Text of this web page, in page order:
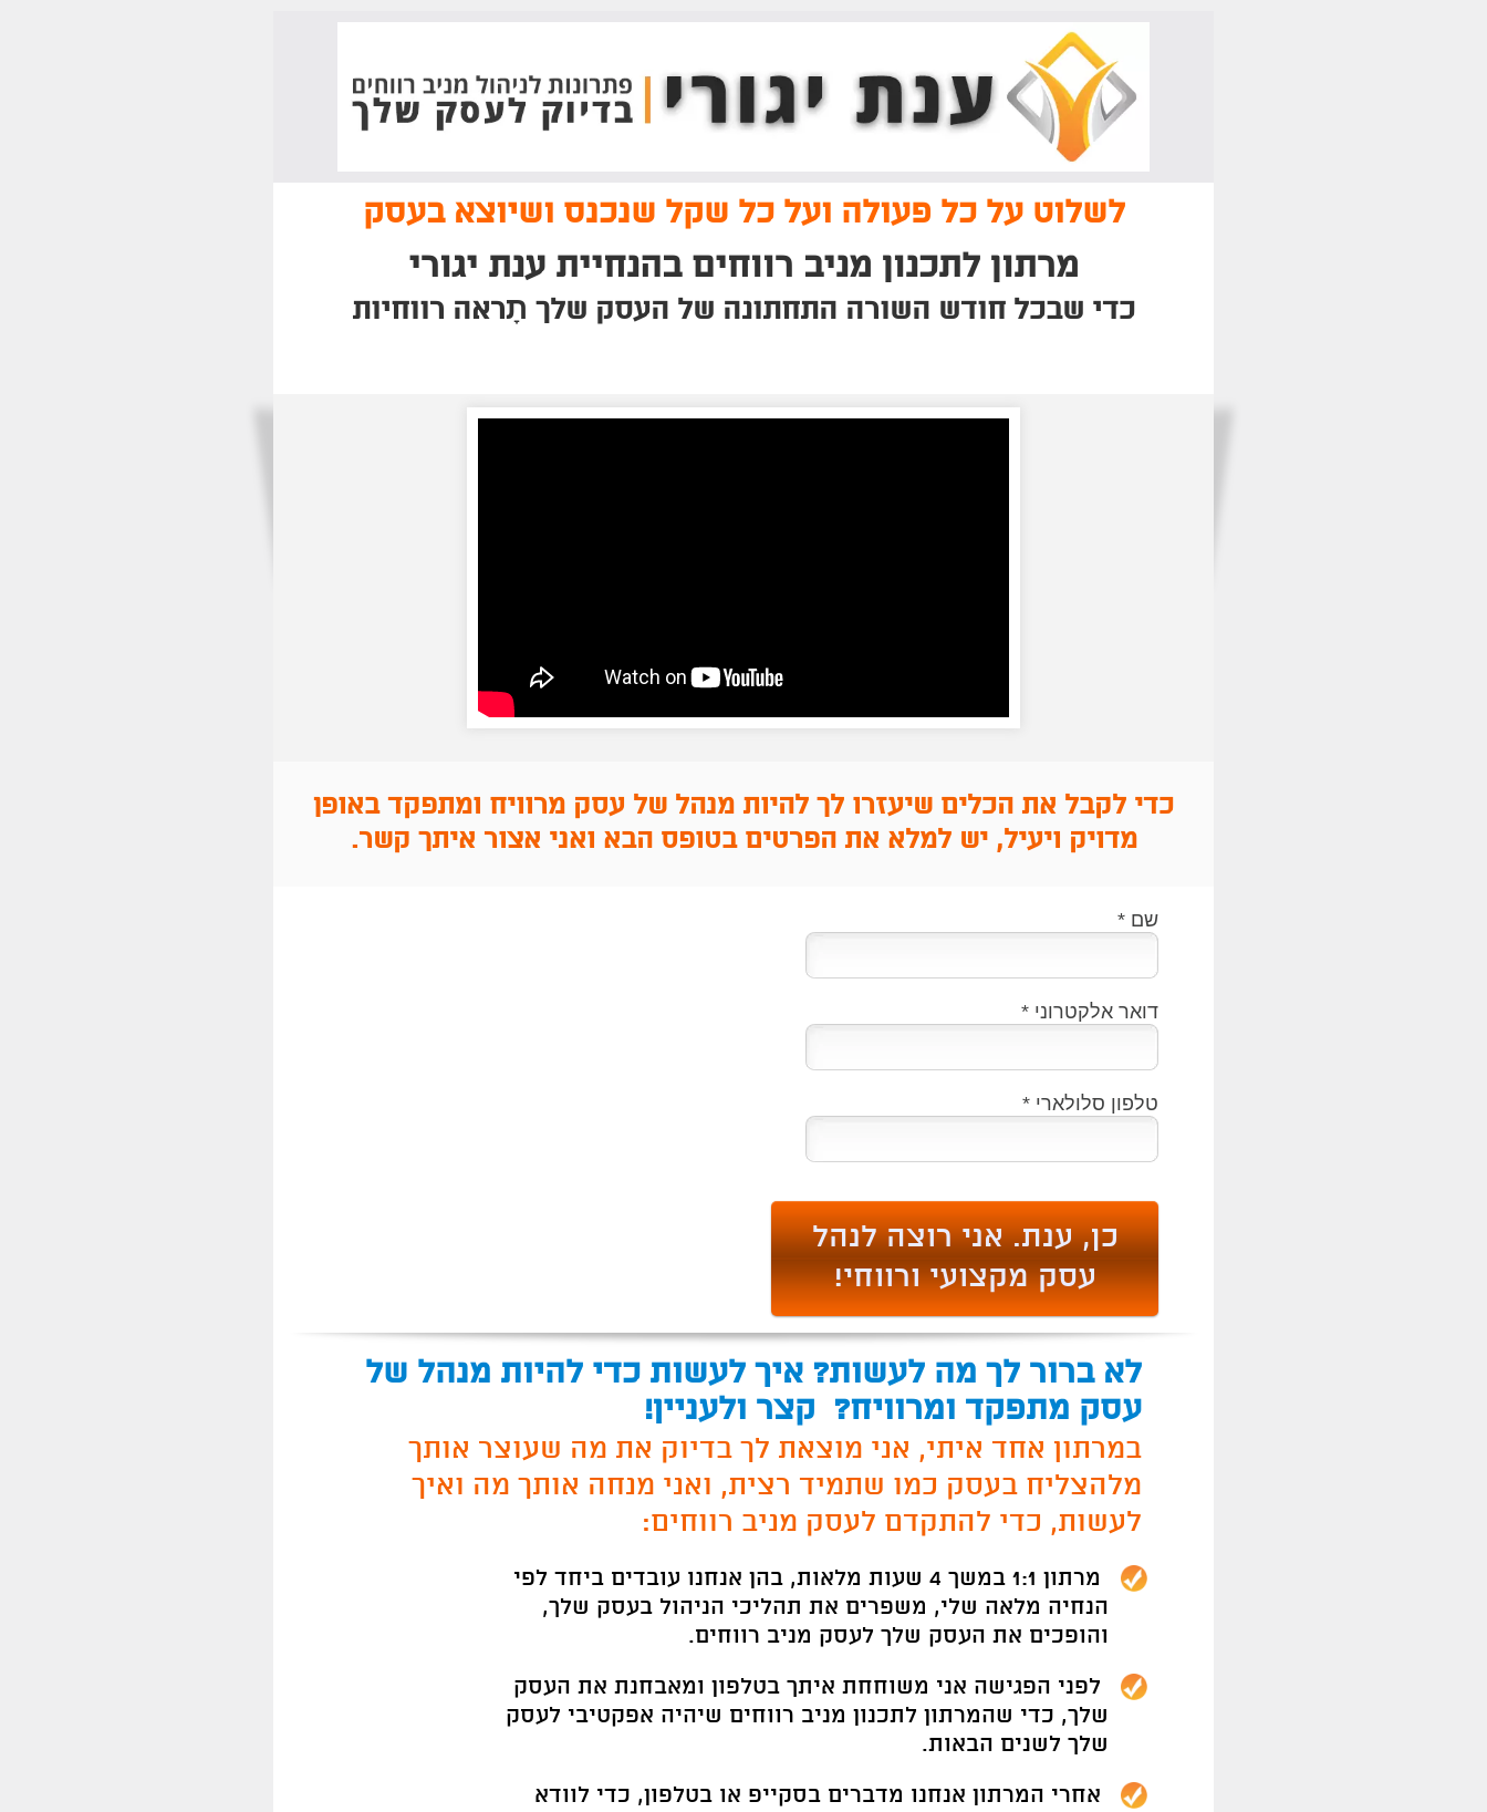
לשלוט על כל פעולה ועל כל שקל שנכנס ושיוצא בעסק
מרתון לתכנון מניב רווחים בהנחיית ענת יגורי
כדי שבכל חודש השורה התחתונה של העסק שלך תָראה רווחיות
כדי לקבל את הכלים שיעזרו לך להיות מנהל של עסק מרוויח ומתפקד באופן
מדויק ויעיל,יש למלא את הפרטים בטופס הבא ואני אצור איתך קשר.
שם *
דואר אלקטרוני *
טלפון סלולארי *
לא ברור לך מה לעשות? איך לעשות כדי להיות מנהל של
עסק מתפקד ומרוויח? קצר ולעניין!
במרתון אחד איתי, אני מוצאת לך בדיוק את מה שעוצר אותך
מלהצליח בעסק כמו שתמיד רצית, ואני מנחה אותך מה ואיך
לעשות, כדי להתקדם לעסק מניב רווחים:
מרתון 1:1 במשך 4 שעות מלאות, בהן אנחנו עובדים ביחד לפי
הנחיה מלאה שלי, משפרים את תהליכי הניהול בעסק שלך,
והופכים את העסק שלך לעסק מניב רווחים.
לפני הפגישה אני משוחחת איתך בטלפון ומאבחנת את העסק
שלך, כדי שהמרתון לתכנון מניב רווחים שיהיה אפקטיבי לעסק
שלך לשנים הבאות.
אחרי המרתון אנחנו מדברים בסקייפ או בטלפון, כדי לוודא